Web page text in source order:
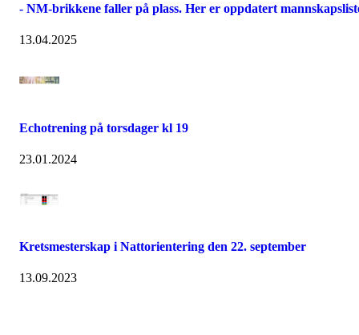
- NM-brikkene faller på plass. Her er oppdatert
13.04.2025
Echotrening på torsdager kl 19
23.01.2024
Kretsmesterskap i Nattorientering den 22. september
13.09.2023